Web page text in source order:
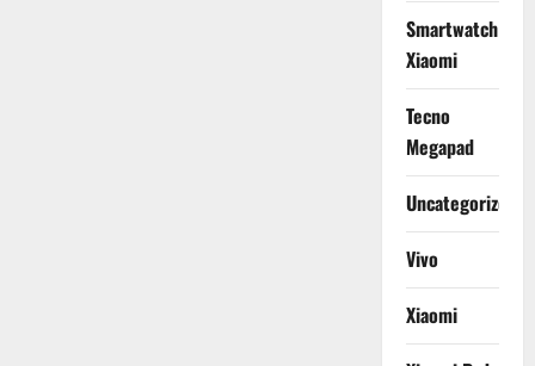
Smartwatch
Xiaomi
Tecno
Megapad
Uncategorized
Vivo
Xiaomi